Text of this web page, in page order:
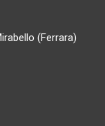
(Ferrara)